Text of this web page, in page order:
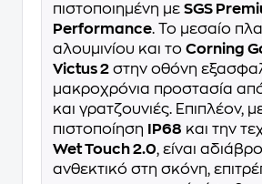
πιστοποιημένη με SGS
Performance. Το μεσαίο
αλουμινίου και το Corning
Victus 2 στην οθόνη
μακροχρόνια προστασία
και γρατζουνιές. Επιπλέον,
πιστοποίηση IP68 και την
Wet Touch 2.0, είναι
ανθεκτικό στη σκόνη,